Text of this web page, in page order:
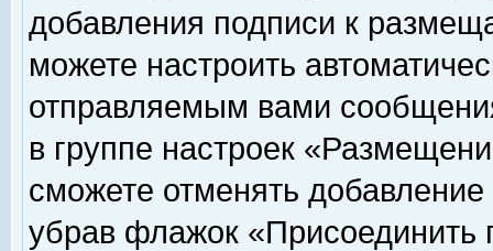
добавления подписи к
можете настроить
отправляемым вами
в группе настроек
сможете отменять
убрав флажок «Присоединить